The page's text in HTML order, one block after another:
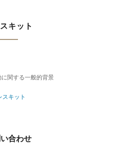
キット
関する一般的背景
スキット
合わせ